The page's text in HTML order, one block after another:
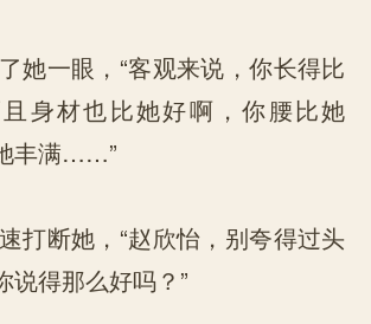
她一眼，“客观来说，你长得比
身材也比她好啊，你腰比她
丰满……”
打断她，“赵欣怡，别夸得过头
说得那么好吗？”